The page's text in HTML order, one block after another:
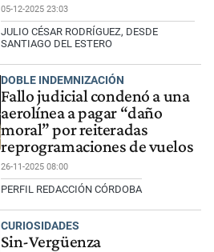
05-12-2025 23:03
JULIO CÉSAR RODRÍGUEZ, DESDE
SANTIAGO DEL ESTERO
DOBLE INDEMNIZACIÓN
Fallo judicial condenó a una
aerolínea a pagar “daño
moral” por reiteradas
reprogramaciones de vuelos
26-11-2025 08:00
PERFIL REDACCIÓN CÓRDOBA
CURIOSIDADES
Sin-Vergüenza